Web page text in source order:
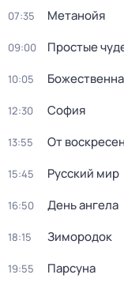
07:35 Метанойя
09:00 Простые
10:05
12:30 София
13:55 От
15:45 Русский мир
16:50 День ангела
18:15 Зиморoдoк
19:55 Парсуна